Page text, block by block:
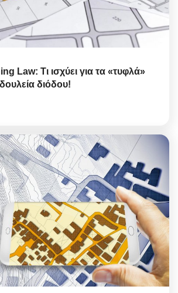
Law: Τι ισχύει για τα «τυφλά»
διόδου!